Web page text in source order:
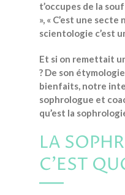
t’occupes de la
», « C’est une secte
scientologie c’est
Et si on remettait
? De son
bienfaits, notre
sophrologue et
qu’est la
LA
C’EST